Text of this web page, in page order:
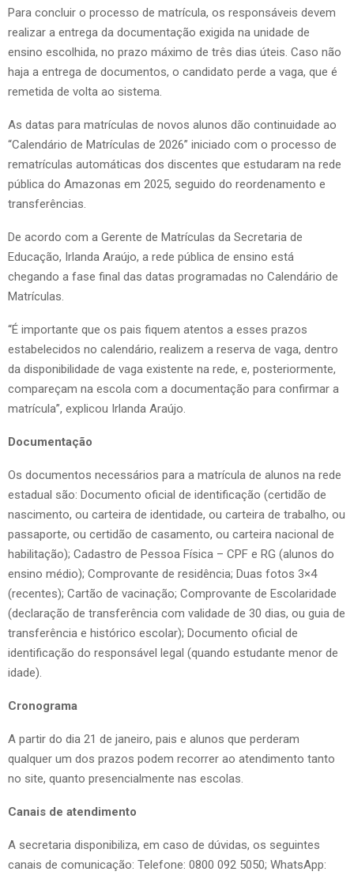
Para concluir o processo de matrícula, os responsáveis devem
realizar a entrega da documentação exigida na unidade de
ensino escolhida, no prazo máximo de três dias úteis. Caso não
haja a entrega de documentos, o candidato perde a vaga, que é
remetida de volta ao sistema.
As datas para matrículas de novos alunos dão continuidade ao
“Calendário de Matrículas de 2026” iniciado com o processo de
rematrículas automáticas dos discentes que estudaram na rede
pública do Amazonas em 2025, seguido do reordenamento e
transferências.
De acordo com a Gerente de Matrículas da Secretaria de
Educação, Irlanda Araújo, a rede pública de ensino está
chegando a fase final das datas programadas no Calendário de
Matrículas.
“É importante que os pais fiquem atentos a esses prazos
estabelecidos no calendário, realizem a reserva de vaga, dentro
da disponibilidade de vaga existente na rede, e, posteriormente,
compareçam na escola com a documentação para confirmar a
matrícula”, explicou Irlanda Araújo.
Documentação
Os documentos necessários para a matrícula de alunos na rede
estadual são: Documento oficial de identificação (certidão de
nascimento, ou carteira de identidade, ou carteira de trabalho, ou
passaporte, ou certidão de casamento, ou carteira nacional de
habilitação); Cadastro de Pessoa Física – CPF e RG (alunos do
ensino médio); Comprovante de residência; Duas fotos 3×4
(recentes); Cartão de vacinação; Comprovante de Escolaridade
(declaração de transferência com validade de 30 dias, ou guia de
transferência e histórico escolar); Documento oficial de
identificação do responsável legal (quando estudante menor de
idade).
Cronograma
A partir do dia 21 de janeiro, pais e alunos que perderam
qualquer um dos prazos podem recorrer ao atendimento tanto
no site, quanto presencialmente nas escolas.
Canais de atendimento
A secretaria disponibiliza, em caso de dúvidas, os seguintes
canais de comunicação: Telefone: 0800 092 5050; WhatsApp: